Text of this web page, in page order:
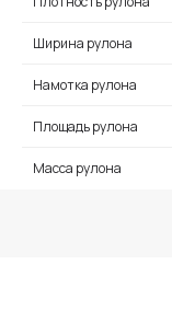
Ширина рулона
Намотка рулона
Площадь рулона
Масса рулона